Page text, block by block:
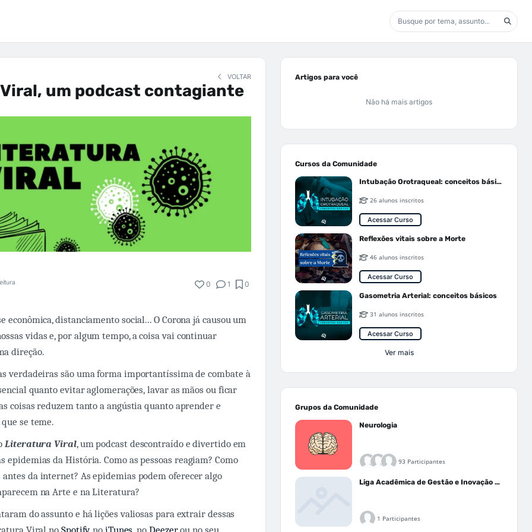
VOLTAR
um podcast contagiante
0 1 0
econômica, distanciamento social... O Corona já causou um
vidas e, por algum tempo, a coisa vai continuar
direção.
verdadeiras são uma forma importantíssima de combate à
quanto evitar aglomerações, lavar as mãos ou ficar
coisas reduzem tanto a angústia quanto aprender e
se teme.
Literatura Viral, um podcast descontraído e divertido em
epidemias da História. Como as pessoas reagiam? Como
da internet? As epidemias podem oferecer algo
na Arte e na Literatura?
do assunto e há lições valiosas para extrair dessas
Artigos para você
Não há mais artigos
Cursos da Comunidade
Intubação Orotraqueal: conceitos básicos
26 alunos inscritos
Acessar Curso
Reflexões vitais sobre a Morte
46 alunos inscritos
Acessar Curso
Gasometria Arterial: conceitos básicos
31 alunos inscritos
Acessar Curso
Ver mais
Grupos da Comunidade
Neurologia
93 Participantes
Liga Acadêmica de Gestão e Inovação Médica - LAGIM
1 Participantes